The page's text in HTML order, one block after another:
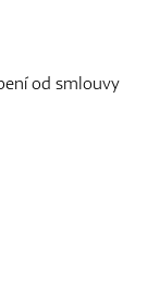
od smlouvy